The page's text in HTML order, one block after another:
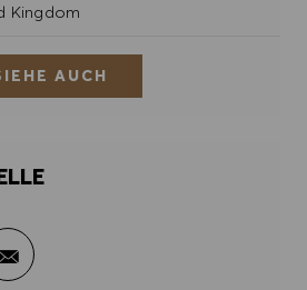
Kingdom
AUCH
teilen
Facebook teilen
Per E-Mail teilen